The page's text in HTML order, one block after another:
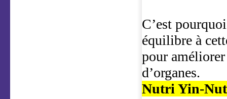
C’est
équilibre à
pour
d’organes.
Nutri Yin-